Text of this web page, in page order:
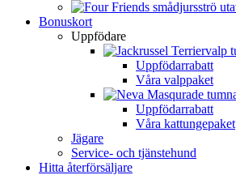
Bonuskort
Uppfödare
Uppfödarrabatt
Våra valppaket
Uppfödarrabatt
Våra kattungepaket
Jägare
Service- och tjänstehund
Hitta återförsäljare